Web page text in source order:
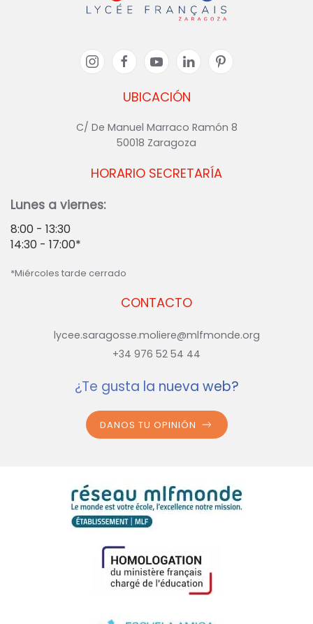
UBICACIÓN
C/ De Manuel Marraco Ramón 8
50018 Zaragoza
CONTACTO
lycee.saragosse.moliere@mlfmonde.org
+34 976 52 54 44
HORARIO SECRETARÍA
Lunes a viernes:
8:00 - 13:30
14:30 - 17:00*
*Miércoles tarde cerrado
¿Te gusta la nueva web?
DANOS TU OPINIÓN